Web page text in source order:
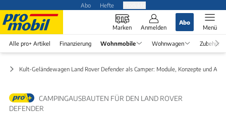
Abo Hefte
Marken Anmelden
Abo
Menü
Alle pro+ Artikel Finanzierung Wohnmobile Wohnwagen Zubehör
Kult-Geländewagen Land Rover Defender als Camper: Module, Konzepte und
CAMPINGAUSBAUTEN FÜR DEN LAND ROVER
DEFENDER